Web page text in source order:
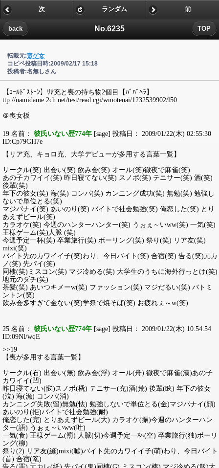
No.6235
back TOP
次 ランダム 前
転載元:喪ゲ女
コピペ投稿日時:2009/02/17 15:18
投稿者:名無しさん
【ｺｰﾙﾄﾞｽﾄｰﾝ】ﾘｱ充と喪の持ち物2個目【ﾊﾞﾊﾞﾍﾗ】
ttp://namidame.2ch.net/test/read.cgi/wmotenai/1232539902/l50
＠喪女板
19 名前： 彼氏いない歴774年 [sage] 投稿日： 2009/01/22(木) 02:55:30
ID:Cp79GH7e
【リア充、キョロ充、大学デビューが多用する言葉一覧】
サークル(笑) 出会い(笑) 飲み会(笑) オール(笑)徹夜で麻雀(笑)
あの子カワイイ(笑) 昨日寝てない(笑) スノボ(笑) テニサー(笑) 酒(笑)
後輩(笑)
年下の彼女(笑) 海(笑) コンパ(笑) カンニング成功(笑) 無勉(笑) 勉強し
ないで単位とる(笑)
マジパナイ(笑) あいのり(笑) バイトで社会勉強(笑) 俺恋した(笑) とり
あえずビール(笑)
カラオケ(笑) 今週のハンターハンター(笑) うぉぇ～いww(笑) 一気(笑)
王様ゲーム(笑)人脈 (笑)
今週予定一杯(笑) 卒業旅行(笑) ボーリング(笑) 祭り(笑) リア友(笑)
mixi(笑)
バイト先のカワイイ子(笑)わり、今日バイト(笑) 合宿(笑) 告る(笑)元カ
ノ(笑) 先パイ(笑)
同棲(笑)ミスコン(笑) マジ冷める(笑) 大学生のうちに海外行っとけ(笑)
地元のダチ(笑)
茶髪(笑) あいつキメーw(笑) ファッション(笑) マジだるい(笑) バトミ
ントン(笑)
飲み会多すぎて金ない(笑)学祭で焼そば(笑) お疲れぇ～w(笑)
25 名前： 彼氏いない歴774年 [sage] 投稿日： 2009/01/22(木) 10:54:54
ID:09Nl/wqE
>>19
【喪が多用する言葉一覧】
サークル(石) 出会い(無) 飲み会(浮) オール(舟) 徹夜で麻雀(漢)あの子
カワイイ(凹)
昨日寝てない(悩)スノボ(橇) テニサー(充)酒(荒) 後輩(眩) 年下の彼女
(泣) 海(漁) コンパ(消)
カンニング失敗(留)無勉(怯) 勉強しないで単位とる(金)マジパナイ(顔)
あいのり(拒)バイトで社会勉強(耐)
俺恋した(完) とりあえずビール(大) カラオケ(振)今週のハンターハン
ター(語) うぉぇ～いww(吐)
一気(食) 王様ゲーム(罰) 人脈(切)今週予定一杯(空) 卒業旅行(独)ボーリ
ング(柳)
祭り(2) リア友(縫)mixi(嘘)バイト先のカワイイ子(萌)わり、今日バイト
(首) 合宿(篭)